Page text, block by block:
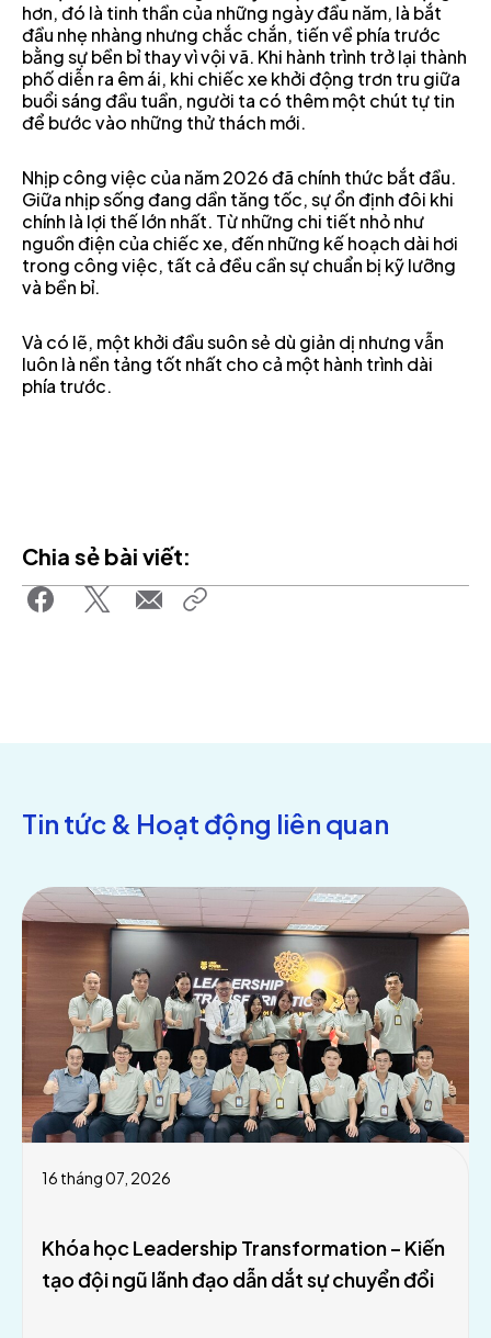
hơn, đó là tinh thần của những ngày đầu năm, là bắt
đầu nhẹ nhàng nhưng chắc chắn, tiến về phía trước
bằng sự bền bỉ thay vì vội vã. Khi hành trình trở lại thành
phố diễn ra êm ái, khi chiếc xe khởi động trơn tru giữa
buổi sáng đầu tuần, người ta có thêm một chút tự tin
để bước vào những thử thách mới.
Nhịp công việc của năm 2026 đã chính thức bắt đầu.
Giữa nhịp sống đang dần tăng tốc, sự ổn định đôi khi
chính là lợi thế lớn nhất. Từ những chi tiết nhỏ như
nguồn điện của chiếc xe, đến những kế hoạch dài hơi
trong công việc, tất cả đều cần sự chuẩn bị kỹ lưỡng
và bền bỉ.
Và có lẽ, một khởi đầu suôn sẻ dù giản dị nhưng vẫn
luôn là nền tảng tốt nhất cho cả một hành trình dài
phía trước.
Chia sẻ bài viết:
Tin tức & Hoạt động liên quan
16 tháng 07, 2026
Khóa học Leadership Transformation – Kiến
tạo đội ngũ lãnh đạo dẫn dắt sự chuyển đổi